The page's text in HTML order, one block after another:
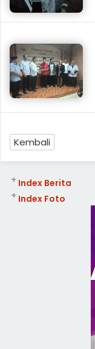
Kembali
Index Berita
+
Index Foto
+